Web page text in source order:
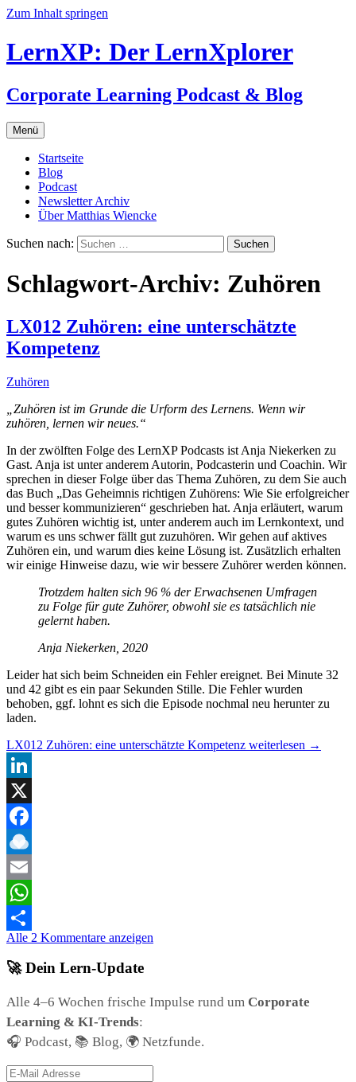
Zum Inhalt springen
LernXP: Der LernXplorer
Corporate Learning Podcast & Blog
Menü
Startseite
Blog
Podcast
Newsletter Archiv
Über Matthias Wiencke
Suchen nach:
Schlagwort-Archiv: Zuhören
LX012 Zuhören: eine unterschätzte
Kompetenz
Zuhören
„Zuhören ist im Grunde die Urform des Lernens. Wenn wir
zuhören, lernen wir neues.“
In der zwölften Folge des LernXP Podcasts ist Anja Niekerken zu
Gast. Anja ist unter anderem Autorin, Podcasterin und Coachin. Wir
sprechen in dieser Folge über das Thema Zuhören, zu dem Sie auch
das Buch „Das Geheimnis richtigen Zuhörens: Wie Sie erfolgreicher
und besser kommunizieren“ geschrieben hat. Anja erläutert, warum
gutes Zuhören wichtig ist, unter anderem auch im Lernkontext, und
warum es uns schwer fällt gut zuzuhören. Wir gehen auf aktives
Zuhören ein, und warum dies keine Lösung ist. Zusätzlich erhalten
wir einige Hinweise dazu, wie wir bessere Zuhörer werden können.
Trotzdem halten sich 96 % der Erwachsenen Umfragen
zu Folge für gute Zuhörer, obwohl sie es tatsächlich nie
gelernt haben.
Anja Niekerken, 2020
Leider hat sich beim Schneiden ein Fehler ereignet. Bei Minute 32
und 42 gibt es ein paar Sekunden Stille. Die Fehler wurden
behoben, ggf. lohnt es sich die Episode nochmal neu herunter zu
laden.
LX012 Zuhören: eine unterschätzte Kompetenz weiterlesen →
LinkedIn
X
Facebook
Raindrop.io
Email
WhatsApp
Teilen
Alle 2 Kommentare anzeigen
🚀 Dein Lern-Update
Alle 4–6 Wochen frische Impulse rund um Corporate
Learning & KI-Trends:
🎧 Podcast, 📚 Blog, 🌍 Netzfunde.